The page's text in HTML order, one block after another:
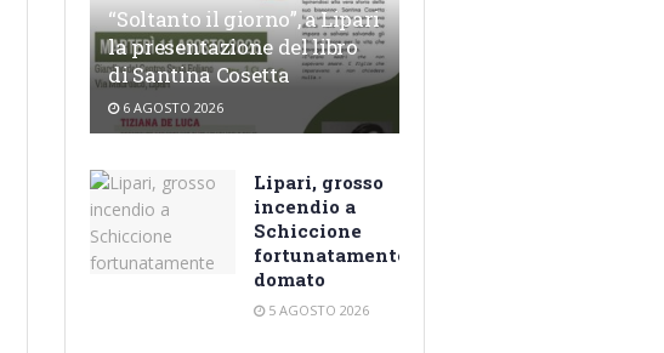
“Soltanto il giorno”, a Lipari
la presentazione del libro
di Santina Cosetta
6 AGOSTO 2026
Lipari, grosso
incendio a
Schiccione
fortunatamente
domato
5 AGOSTO 2026